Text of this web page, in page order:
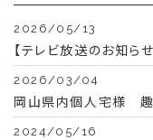
2026/05/13
【テレビ放送のお知らせ
2026/03/04
岡山県内個人宅様 趣
2024/05/16